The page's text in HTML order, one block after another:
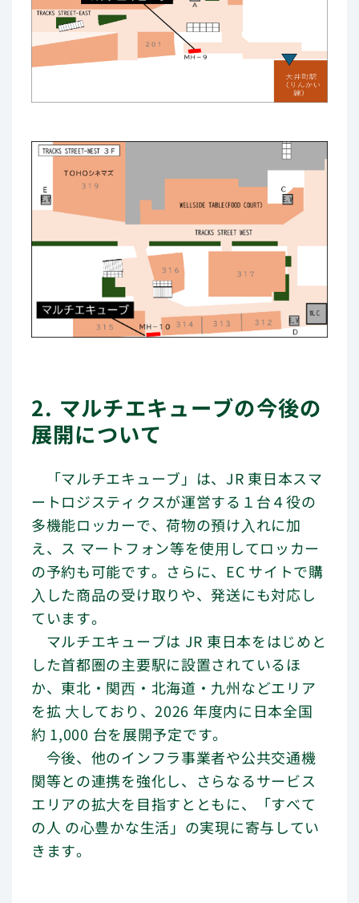
2. マルチエキューブの今後の
展開について
「マルチエキューブ」は、JR 東日本スマ
ートロジスティクスが運営する１台４役の
多機能ロッカーで、荷物の預け⼊れに加
え、ス マートフォン等を使⽤してロッカー
の予約も可能です。さらに、EC サイトで購
⼊した商品の受け取りや、発送にも対応し
ています。
マルチエキューブは JR 東日本をはじめと
した首都圏の主要駅に設置されているほ
か、東北・関⻄・北海道・九州などエリア
を拡 ⼤しており、2026 年度内に日本全国
約 1,000 台を展開予定です。
今後、他のインフラ事業者や公共交通機
関等との連携を強化し、さらなるサービス
エリアの拡⼤を目指すとともに、「すべて
の人 の心豊かな生活」の実現に寄与してい
きます。